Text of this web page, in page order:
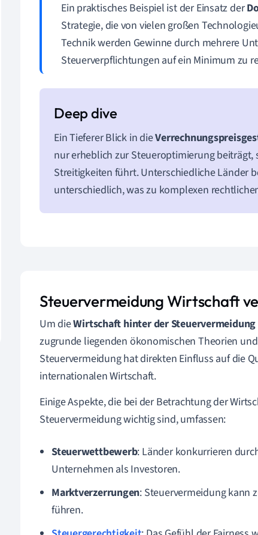
Ein praktisches Beispiel ist der Einsatz der
Strategie, die von vielen großen
Technik werden Gewinne durch mehrere
Steuerverpflichtungen auf ein Minimum zu
Ein Tieferer Blick in die
nur erheblich zur Steueroptimierung
Streitigkeiten führt. Unterschiedliche Länder
unterschiedlich, was zu komplexen
Steuervermeidung Wirtschaft
Um dieWirtschaft hinter der Steuervermeidung
zugrunde liegenden ökonomischen Theorien
Steuervermeidung hat direkten Einfluss auf die
internationalen Wirtschaft.
Einige Aspekte, die bei der Betrachtung der
Steuervermeidung wichtig sind, umfassen:
Steuerwettbewerb: Länder konkurrieren
Unternehmen als Investoren.
Marktverzerrungen: Steuervermeidung kann
führen.